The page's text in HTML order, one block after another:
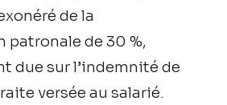
de la
de 30 %,
due sur l’indemnité de
versée au salarié.